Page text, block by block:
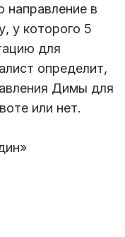
в
у которого 5
для
определит,
Димы для
или нет.